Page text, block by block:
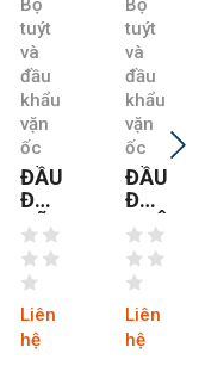
Bộ
tuýt
và
đầu
khẩu
vặn
ốc
ĐẦU
ĐỔI
CHÂN
KHẨU
VẶN
HỆ
INCH
TỪ
Liên
hệ
Bộ
tuýt
và
đầu
khẩu
vặn
ốc
ĐẦU
ĐỔI
CHÂN
KHẨU
VẶN
HỆ
INCH
TỪ
Liên
hệ